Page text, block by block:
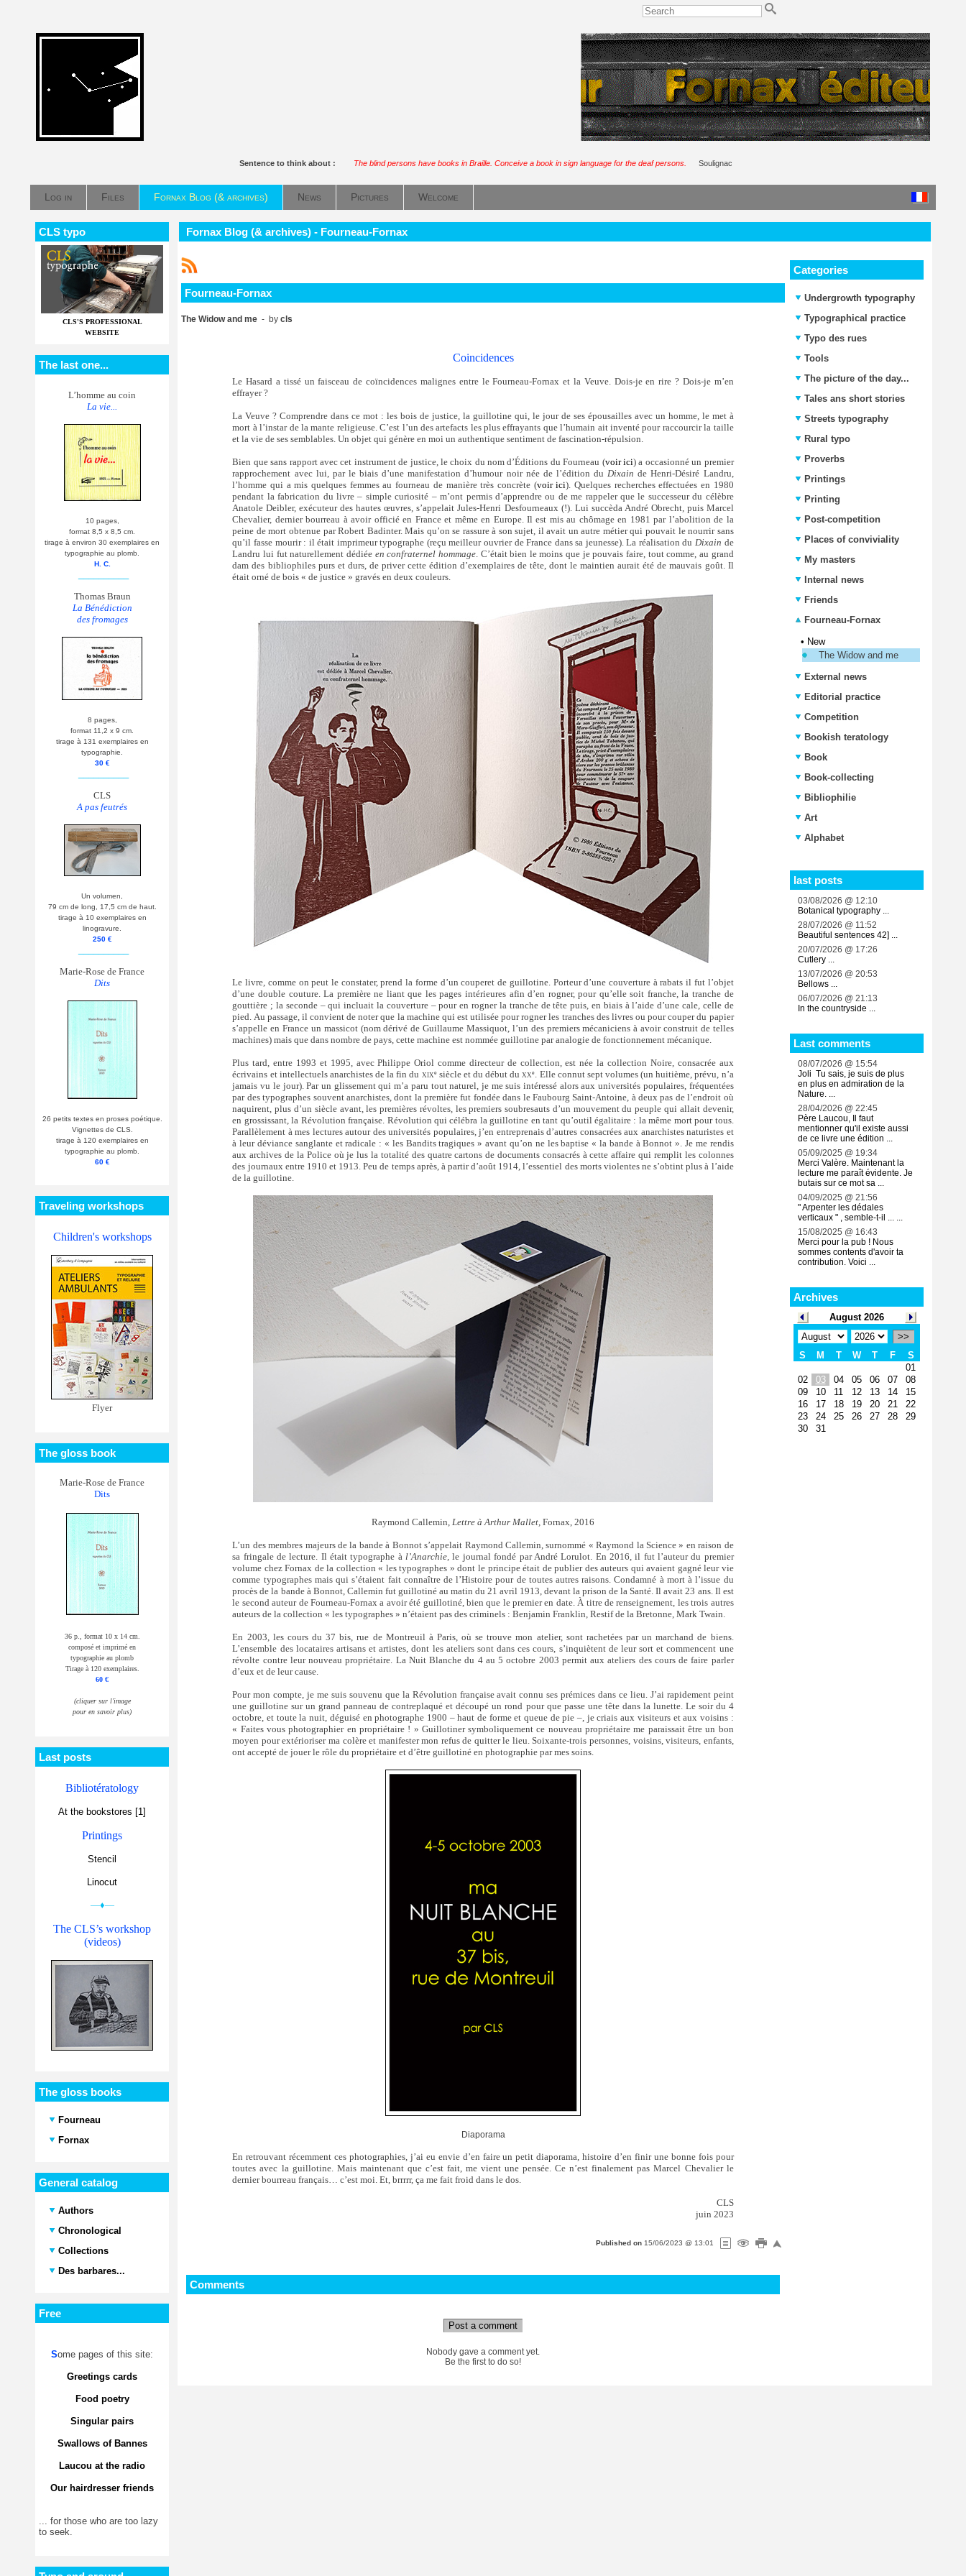
Sentence to think about : The blind persons have books in Braille. Conceive a book in sign language for the deaf persons. Soulignac
Log in Files Fornax Blog (& archives) News Pictures Welcome
CLS typo
CLS'S PROFESSIONAL
WEBSITE
The last one...
L’homme au coin
La vie...
10 pages,
format 8,5 x 8,5 cm.
tirage à environ 30 exemplaires en
typographie au plomb.
H. C.
Thomas Braun
La Bénédiction
des fromages
8 pages,
format 11,2 x 9 cm.
tirage à 131 exemplaires en
typographie.
30 €
CLS
A pas feutrés
Un volumen,
79 cm de long, 17,5 cm de haut.
tirage à 10 exemplaires en
linogravure.
250 €
Marie-Rose de France
Dits
26 petits textes en proses poétique.
Vignettes de CLS.
tirage à 120 exemplaires en
typographie au plomb.
60 €
Traveling workshops
Children's workshops
Flyer
The gloss book
Marie-Rose de France
Dits
36 p., format 10 x 14 cm.
composé et imprimé en
typographie au plomb
Tirage à 120 exemplaires.
60 €
(cliquer sur l'image
pour en savoir plus)
Last posts
Bibliotératology
At the bookstores [1]
Printings
Stencil
Linocut
—♦—
The CLS’s workshop
(videos)
The gloss books
Fourneau
Fornax
General catalog
Authors
Chronological
Collections
Des barbares...
Free
Some pages of this site:
Greetings cards
Food poetry
Singular pairs
Swallows of Bannes
Laucou at the radio
Our hairdresser friends
... for those who are too lazy
to seek.
Fornax Blog (& archives) - Fourneau-Fornax
Fourneau-Fornax
The Widow and me - by cls
Coincidences
Le Hasard a tissé un faisceau de coïncidences malignes entre le Fourneau-Fornax et la Veuve. Dois-je en rire ? Dois-je m’en
effrayer ?
La Veuve ? Comprendre dans ce mot : les bois de justice, la guillotine qui, le jour de ses épousailles avec un homme, le met à
mort à l’instar de la mante religieuse. C’est l’un des artefacts les plus effrayants que l’humain ait inventé pour raccourcir la taille
et la vie de ses semblables. Un objet qui génère en moi un authentique sentiment de fascination-répulsion.
Bien que sans rapport avec cet instrument de justice, le choix du nom d’Éditions du Fourneau (voir ici) a occasionné un premier
rapprochement avec lui, par le biais d’une manifestation d’humour noir née de l’édition du Dixain de Henri-Désiré Landru,
l’homme qui a mis quelques femmes au fourneau de manière très concrète (voir ici). Quelques recherches effectuées en 1980
pendant la fabrication du livre – simple curiosité – m’ont permis d’apprendre ou de me rappeler que le successeur du célèbre
Anatole Deibler, exécuteur des hautes œuvres, s’appelait Jules-Henri Desfourneaux (!). Lui succèda André Obrecht, puis Marcel
Chevalier, dernier bourreau à avoir officié en France et même en Europe. Il est mis au chômage en 1981 par l’abolition de la
peine de mort obtenue par Robert Badinter. Mais qu’on se rassure à son sujet, il avait un autre métier qui pouvait le nourrir sans
qu’il fasse mourir : il était imprimeur typographe (reçu meilleur ouvrier de France dans sa jeunesse). La réalisation du Dixain de
Landru lui fut naturellement dédiée en confraternel hommage. C’était bien le moins que je pouvais faire, tout comme, au grand
dam des bibliophiles purs et durs, de priver cette édition d’exemplaires de tête, dont le maintien aurait été de mauvais goût. Il
était orné de bois « de justice » gravés en deux couleurs.
Le livre, comme on peut le constater, prend la forme d’un couperet de guillotine. Porteur d’une couverture à rabats il fut l’objet
d’une double couture. La première ne liant que les pages intérieures afin d’en rogner, pour qu’elle soit franche, la tranche de
gouttière ; la seconde – qui incluait la couverture – pour en rogner la tranche de tête puis, en biais à l’aide d’une cale, celle de
pied. Au passage, il convient de noter que la machine qui est utilisée pour rogner les tranches des livres ou pour couper du papier
s’appelle en France un massicot (nom dérivé de Guillaume Massiquot, l’un des premiers mécaniciens à avoir construit de telles
machines) mais que dans nombre de pays, cette machine est nommée guillotine par analogie de fonctionnement mécanique.
Plus tard, entre 1993 et 1995, avec Philippe Oriol comme directeur de collection, est née la collection Noire, consacrée aux
écrivains et intellectuels anarchistes de la fin du XIXesiècle et du début duXXe
. Elle connut sept volumes (un huitième, prévu, n’a
jamais vu le jour). Par un glissement qui m’a paru tout naturel, je me suis intéressé alors aux universités populaires, fréquentées
par des typographes souvent anarchistes, dont la première fut fondée dans le Faubourg Saint-Antoine, à deux pas de l’endroit où
naquirent, plus d’un siècle avant, les premières révoltes, les premiers soubresauts d’un mouvement du peuple qui allait devenir,
en grossissant, la Révolution française. Révolution qui célébra la guillotine en tant qu’outil égalitaire : la même mort pour tous.
Parallèlement à mes lectures autour des universités populaires, j’en entreprenais d’autres consacrées aux anarchistes naturistes et
à leur déviance sanglante et radicale : « les Bandits tragiques » avant qu’on ne les baptise « la bande à Bonnot ». Je me rendis
aux archives de la Police où je lus la totalité des quatre cartons de documents consacrés à cette affaire qui remplit les colonnes
des journaux entre 1910 et 1913. Peu de temps après, à partir d’août 1914, l’essentiel des morts violentes ne s’obtint plus à l’aide
de la guillotine.
Raymond Callemin, Lettre à Arthur Mallet, Fornax, 2016
L’un des membres majeurs de la bande à Bonnot s’appelait Raymond Callemin, surnommé « Raymond la Science » en raison de
sa fringale de lecture. Il était typographe à l’Anarchie, le journal fondé par André Lorulot. En 2016, il fut l’auteur du premier
volume chez Fornax de la collection « les typographes » dont le principe était de publier des auteurs qui avaient gagné leur vie
comme typographes mais qui s’étaient fait connaître de l’Histoire pour de toutes autres raisons. Condamné à mort à l’issue du
procès de la bande à Bonnot, Callemin fut guillotiné au matin du 21 avril 1913, devant la prison de la Santé. Il avait 23 ans. Il est
le second auteur de Fourneau-Fornax a avoir été guillotiné, bien que le premier en date. À titre de renseignement, les trois autres
auteurs de la collection « les typographes » n’étaient pas des criminels : Benjamin Franklin, Restif de la Bretonne, Mark Twain.
En 2003, les cours du 37 bis, rue de Montreuil à Paris, où se trouve mon atelier, sont rachetées par un marchand de biens.
L’ensemble des locataires artisans et artistes, dont les ateliers sont dans ces cours, s’inquiètent de leur sort et commencent une
révolte contre leur nouveau propriétaire. La Nuit Blanche du 4 au 5 octobre 2003 permit aux ateliers des cours de faire parler
d’eux et de leur cause.
Pour mon compte, je me suis souvenu que la Révolution française avait connu ses prémices dans ce lieu. J’ai rapidement peint
une guillotine sur un grand panneau de contreplaqué et découpé un rond pour que passe une tête dans la lunette. Le soir du 4
octobre, et toute la nuit, déguisé en photographe 1900 – haut de forme et queue de pie –, je criais aux visiteurs et aux voisins :
« Faites vous photographier en propriétaire ! » Guillotiner symboliquement ce nouveau propriétaire me paraissait être un bon
moyen pour extérioriser ma colère et manifester mon refus de quitter le lieu. Soixante-trois personnes, voisins, visiteurs, enfants,
ont accepté de jouer le rôle du propriétaire et d’être guillotiné en photographie par mes soins.
Diaporama
En retrouvant récemment ces photographies, j’ai eu envie d’en faire un petit diaporama, histoire d’en finir une bonne fois pour
toutes avec la guillotine. Mais maintenant que c’est fait, me vient une pensée. Ce n’est finalement pas Marcel Chevalier le
dernier bourreau français… c’est moi. Et, brrrrr, ça me fait froid dans le dos.
CLS
juin 2023
Published on 15/06/2023 @ 13:01
Comments
Post a comment
Nobody gave a comment yet.
Be the first to do so!
Categories
Undergrowth typography
Typographical practice
Typo des rues
Tools
The picture of the day...
Tales ans short stories
Streets typography
Rural typo
Proverbs
Printings
Printing
Post-competition
Places of conviviality
My masters
Internal news
Friends
Fourneau-Fornax
• New
The Widow and me
External news
Editorial practice
Competition
Bookish teratology
Book
Book-collecting
Bibliophilie
Art
Alphabet
last posts
03/08/2026 @ 12:10
Botanical typography ...
28/07/2026 @ 11:52
Beautiful sentences 42] ...
20/07/2026 @ 17:26
Cutlery ...
13/07/2026 @ 20:53
Bellows ...
06/07/2026 @ 21:13
In the countryside ...
Last comments
08/07/2026 @ 15:54
Joli Tu sais, je suis de plus
en plus en admiration de la
Nature. ...
28/04/2026 @ 22:45
Père Laucou, Il faut
mentionner qu'il existe aussi
de ce livre une édition ...
05/09/2025 @ 19:34
Merci Valère. Maintenant la
lecture me paraît évidente. Je
butais sur ce mot sa ...
04/09/2025 @ 21:56
" Arpenter les dédales
verticaux " , semble-t-il ... ...
15/08/2025 @ 16:43
Merci pour la pub ! Nous
sommes contents d'avoir ta
contribution. Voici ...
Archives
August 2026
>>
S
M T W T F
S
01
02
03 04 05 06 07
08
09
10 11 12 13 14
15
16
17 18 19 20 21
22
23
24 25 26 27 28
29
30
31